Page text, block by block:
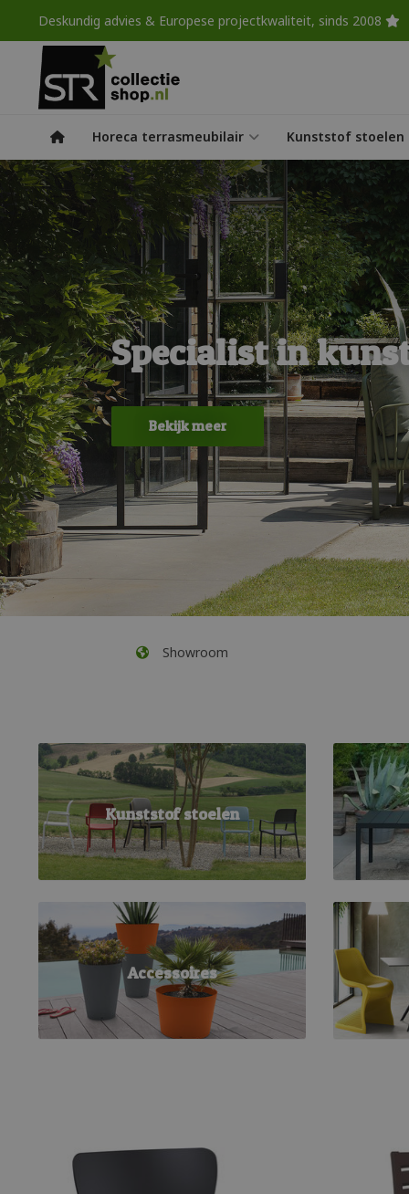
Deskundig advies & Europese projectkwaliteit, sinds 2008
Horeca terrasmeubilair Kunststof stoelen
Specialist in
Bekijk meer
Showroom
Kunststof stoelen
Accessoires